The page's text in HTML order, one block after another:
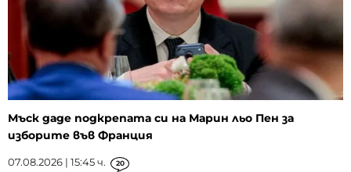
Мъск даде подкрепата си на Марин льо Пен за
изборите във Франция
07.08.2026 | 15:45 ч. 20